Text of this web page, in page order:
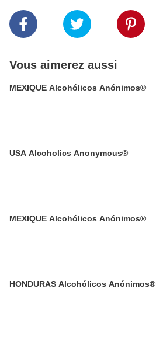
Vous aimerez aussi
MEXIQUE Alcohólicos Anónimos®
USA Alcoholics Anonymous®
MEXIQUE Alcohólicos Anónimos®
HONDURAS Alcohólicos Anónimos®